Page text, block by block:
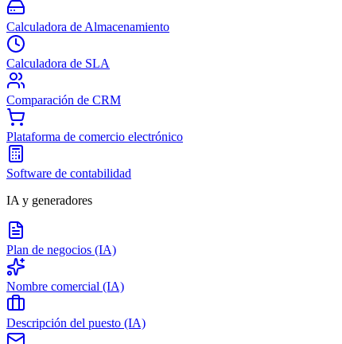
Calculadora de Almacenamiento
Calculadora de SLA
Comparación de CRM
Plataforma de comercio electrónico
Software de contabilidad
IA y generadores
Plan de negocios (IA)
Nombre comercial (IA)
Descripción del puesto (IA)